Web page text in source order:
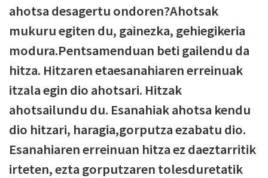
ahotsa desagertu ondoren?Ahotsak
mukuru egiten du, gainezka, gehiegikeria
modura.Pentsamenduan beti gailendu da
hitza. Hitzaren etaesanahiaren erreinuak
itzala egin dio ahotsari. Hitzak
ahotsailundu du. Esanahiak ahotsa kendu
dio hitzari, haragia,gorputza ezabatu dio.
Esanahiaren erreinuan hitza ez daeztarritik
irteten, ezta gorputzaren tolesduretatik